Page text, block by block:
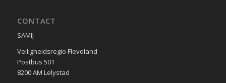
CONTACT
SAMIJ
Veiligheidsregio Flevoland
Postbus 501
8200 AM Lelystad